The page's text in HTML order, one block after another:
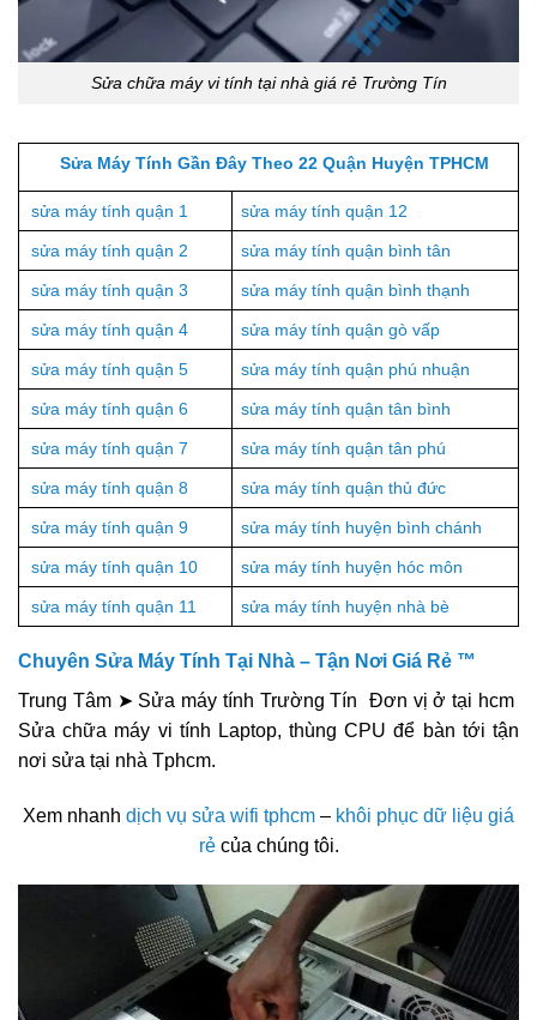
Sửa chữa máy vi tính tại nhà giá rẻ Trường Tín
Sửa Máy Tính Gần Đây Theo 22 Quận Huyện TPHCM
sửa máy tính quận 1 sửa máy tính quận 12
sửa máy tính quận 2 sửa máy tính quận bình tân
sửa máy tính quận 3 sửa máy tính quận bình thạnh
sửa máy tính quận 4 sửa máy tính quận gò vấp
sửa máy tính quận 5 sửa máy tính quận phú nhuận
sửa máy tính quận 6 sửa máy tính quận tân bình
sửa máy tính quận 7 sửa máy tính quận tân phú
sửa máy tính quận 8 sửa máy tính quận thủ đức
sửa máy tính quận 9 sửa máy tính huyện bình chánh
sửa máy tính quận 10 sửa máy tính huyện hóc môn
sửa máy tính quận 11 sửa máy tính huyện nhà bè
Chuyên Sửa Máy Tính Tại Nhà – Tận Nơi Giá Rẻ ™
Trung Tâm ➤ Sửa máy tính Trường Tín Đơn vị ở tại hcm
Sửa chữa máy vi tính Laptop, thùng CPU để bàn tới tận
nơi sửa tại nhà Tphcm.
Xem nhanh dịch vụ sửa wifi tphcm – khôi phục dữ liệu giá
rẻcủa chúng tôi.